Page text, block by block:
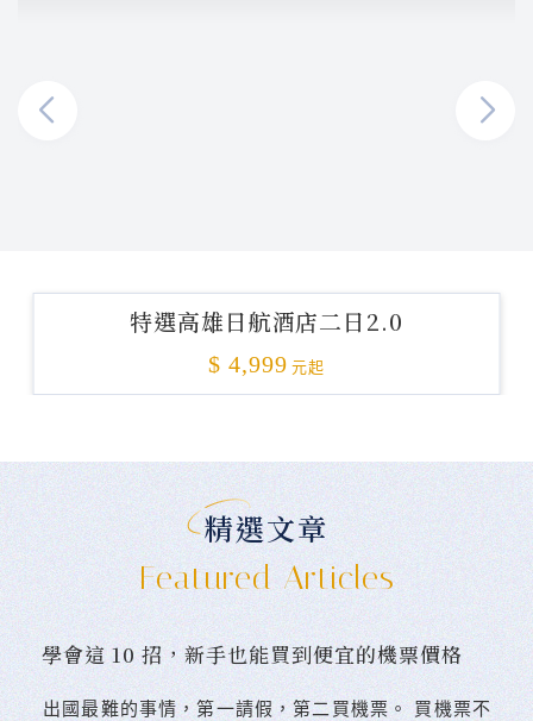
特選高雄日航酒店二日2.0
$ 4,999 元起
精選文章
Featured Articles
學會這 10 招，新手也能買到便宜的機票價格
󠀠出國最難的事情，第一請假，第二買機票。 󠀠買機票不